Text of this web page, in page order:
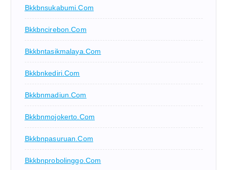
Bkkbnsukabumi.com
Bkkbncirebon.com
Bkkbntasikmalaya.com
Bkkbnkediri.com
Bkkbnmadiun.com
Bkkbnmojokerto.com
Bkkbnpasuruan.com
Bkkbnprobolinggo.com